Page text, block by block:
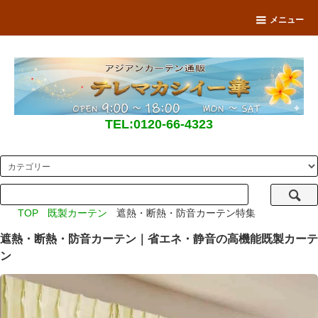
メニュー
TEL:0120-66-4323
TOP 既製カーテン 遮熱・断熱・防音カーテン特集
遮熱・断熱・防音カーテン｜省エネ・静音の高機能既製カーテ
ン